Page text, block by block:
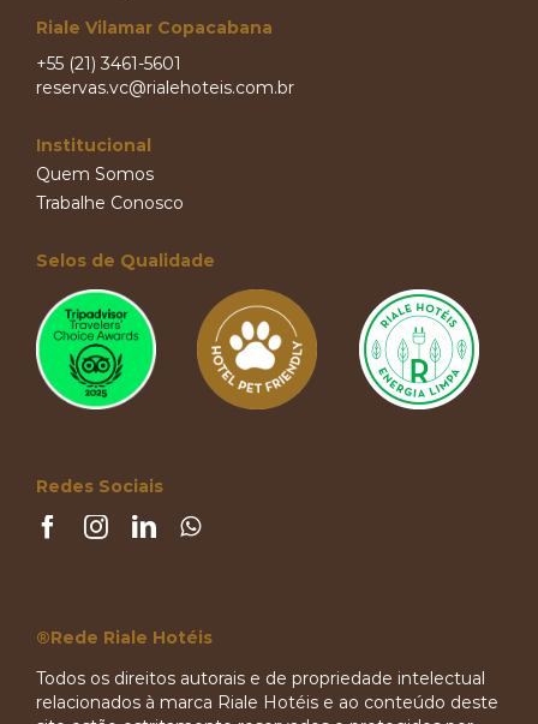
Riale Vilamar Copacabana
+55 (21) 3461-5601
reservas.vc@rialehoteis.com.br
Institucional
Quem Somos
Trabalhe Conosco
Selos de Qualidade
Redes Sociais
®Rede Riale Hotéis
Todos os direitos autorais e de propriedade intelectual
relacionados à marca Riale Hotéis e ao conteúdo deste